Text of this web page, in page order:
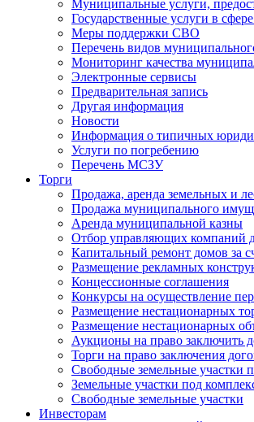
Муниципальные услуги,
Государственные услуги в
Меры поддержки СВО
Перечень видов
Мониторинг качества
Электронные сервисы
Предварительная запись
Другая информация
Новости
Информация о типичных
Услуги по погребению
Перечень МСЗУ
Торги
Продажа, аренда земельных и
Продажа муниципального
Аренда муниципальной казны
Отбор управляющих компаний
Капитальный ремонт домов за
Размещение рекламных
Концессионные соглашения
Конкурсы на осуществление
Размещение нестационарных
Размещение нестационарных
Аукционы на право заключить
Торги на право заключения
Свободные земельные участки
Земельные участки под
Свободные земельные участки
Инвесторам